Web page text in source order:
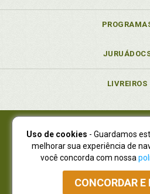
LIVREIROS
Juruá Editora Ltda., CNPJ
Juruá Informática Ltda.,
NOVO ENDEREÇO:R. Flávio
Curitiba - Paraná -
Atendimento: (41) 4009-3900|
Uso de cookies - Guardamos
melhorar sua experiência de
você concorda com nossa
CONCORDAR E